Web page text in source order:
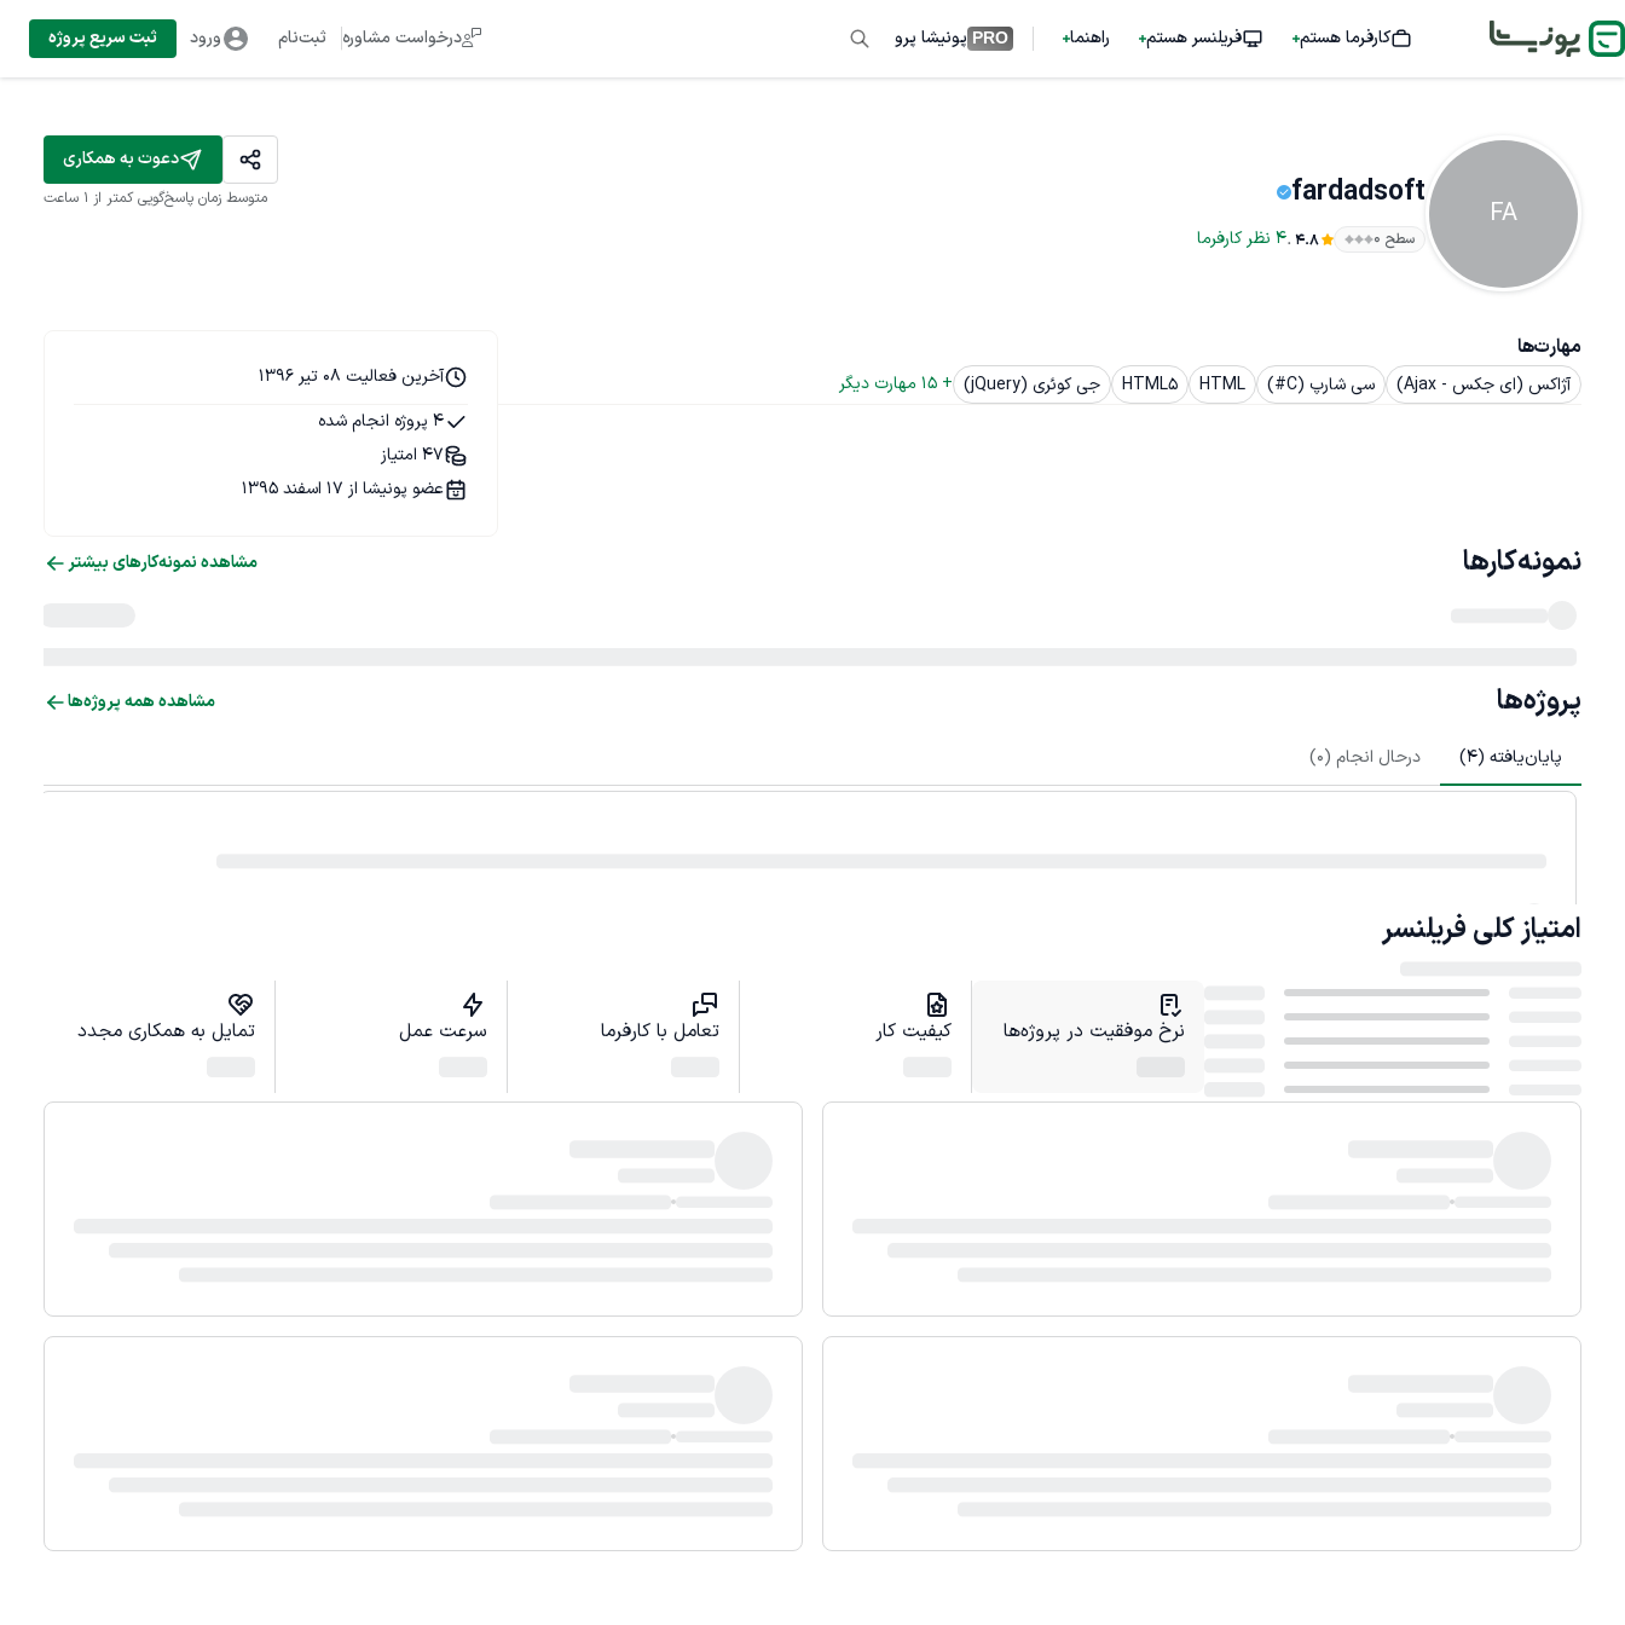
کارفرما هستم فریلنسر هستم راهنما PRO پونیشا پرو درخواست مشاوره ثبت‌نام ورود ثبت سریع پروژه
FA
fardadsoft
سطح ۰ 4.8
.
4 نظر کارفرما
دعوت به همکاری
متوسط زمان پاسخ‌گویی کمتر از 1 ساعت
مهارت‌ها
آژاکس (ای جکس - Ajax) سی شارپ (C#) HTML
HTML5 جی کوئری (jQuery) +
15 مهارت دیگر
آخرین فعالیت 08 تیر 1396
4 پروژه انجام شده
47 امتیاز
عضو پونیشا از 17 اسفند 1395
نمونه‌کارها مشاهده نمونه‌کارهای بیشتر
پروژه‌ها مشاهده همه پروژه‌ها
پایان‌یافته (4
) درحال انجام (0
)
امتیاز کلی فریلنسر
نرخ موفقیت در پروژه‌ها کیفیت کار تعامل با کارفرما سرعت عمل تمایل به همکاری مجدد